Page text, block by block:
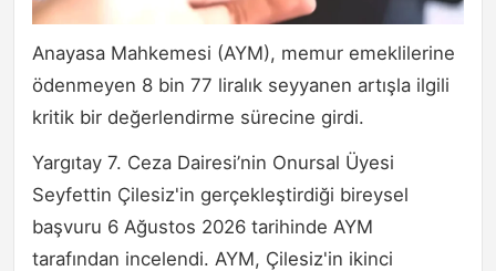
Anayasa Mahkemesi (AYM), memur emeklilerine
ödenmeyen 8 bin 77 liralık seyyanen artışla ilgili
kritik bir değerlendirme sürecine girdi.
Yargıtay 7. Ceza Dairesi’nin Onursal Üyesi
Seyfettin Çilesiz'in gerçekleştirdiği bireysel
başvuru 6 Ağustos 2026 tarihinde AYM
tarafından incelendi. AYM, Çilesiz'in ikinci